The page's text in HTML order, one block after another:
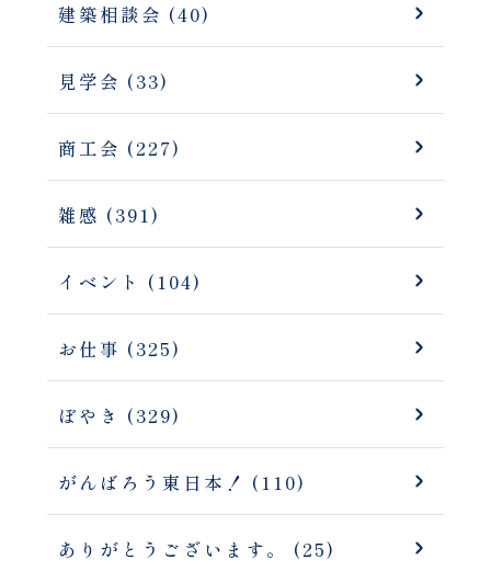
建築相談会 (40)
見学会 (33)
商工会 (227)
雑感 (391)
イベント (104)
お仕事 (325)
ぼやき (329)
がんばろう東日本！ (110)
ありがとうございます。 (25)